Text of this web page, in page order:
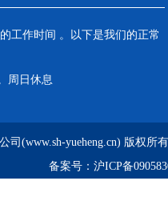
工作时间 。以下是我们的正常
周日休息
司(www.sh-yueheng.cn) 版权所
备案号： 沪ICP备